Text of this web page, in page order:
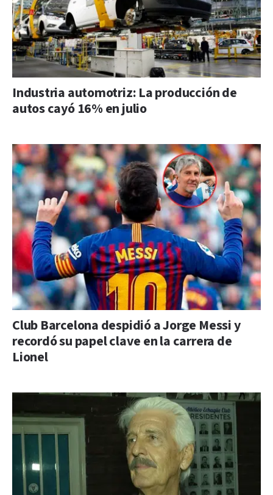
Industria automotriz: La producción de
autos cayó 16% en julio
Club Barcelona despidió a Jorge Messi y
recordó su papel clave en la carrera de
Lionel